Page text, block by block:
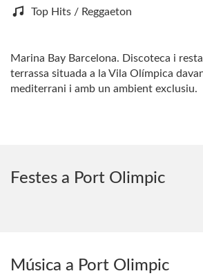
Top Hits / Reggaeton
Marina Bay Barcelona. Discoteca i
terrassa situada a la Vila Olímpica
mediterrani i amb un ambient exclusiu.
Festes a Port Olimpic
Música a Port Olimpic